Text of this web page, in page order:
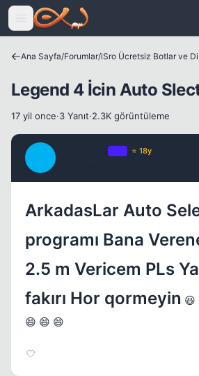
Icerige atla
Ana Sayfa/Forumlar/
Legend 4 İcin Auto
17 yil once·3 Yanıt·2.3K görüntüleme
⭐ 18y
ArkadasLar Auto
programı Bana
2.5 m Vericem PLs
fakırı Hor qormeyin 😆
😄 😄 😄